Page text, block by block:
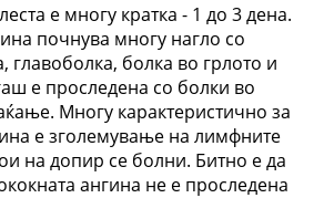
е многу кратка - 1 до 3 дена.
почнува многу нагло со
главоболка, болка во грлото и
е проследена со болки во
Многу карактеристично за
е зголемување на лимфните
на допир се болни. Битно е да
ангина не е проследена